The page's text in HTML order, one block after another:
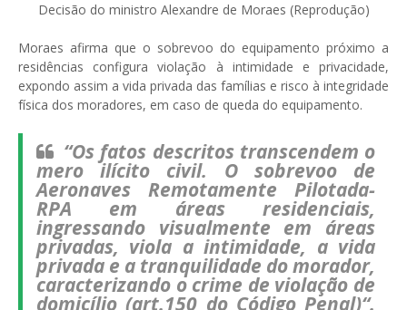
Decisão do ministro Alexandre de Moraes (Reprodução)
Moraes afirma que o sobrevoo do equipamento próximo a
residências configura violação à intimidade e privacidade,
expondo assim a vida privada das famílias e risco à integridade
física dos moradores, em caso de queda do equipamento.
“Os fatos descritos transcendem o
mero ilícito civil. O sobrevoo de
Aeronaves Remotamente Pilotada-
RPA em áreas residenciais,
ingressando visualmente em áreas
privadas, viola a intimidade, a vida
privada e a tranquilidade do morador,
caracterizando o crime de violação de
domicílio (art.150 do Código Penal)“.